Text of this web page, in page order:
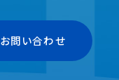
お問い合わせ